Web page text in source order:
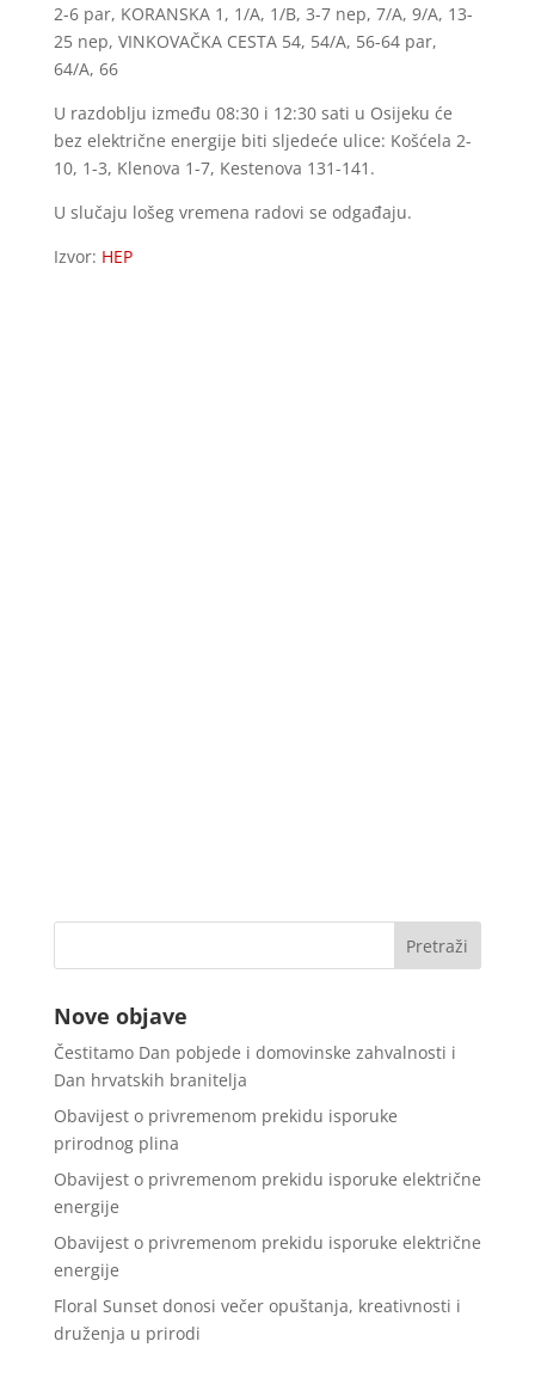
2-6 par, KORANSKA 1, 1/A, 1/B, 3-7 nep, 7/A, 9/A, 13-
25 nep, VINKOVAČKA CESTA 54, 54/A, 56-64 par,
64/A, 66
U razdoblju između 08:30 i 12:30 sati u Osijeku će
bez električne energije biti sljedeće ulice: Košćela 2-
10, 1-3, Klenova 1-7, Kestenova 131-141.
U slučaju lošeg vremena radovi se odgađaju.
Izvor: HEP
Nove objave
Čestitamo Dan pobjede i domovinske zahvalnosti i
Dan hrvatskih branitelja
Obavijest o privremenom prekidu isporuke
prirodnog plina
Obavijest o privremenom prekidu isporuke električne
energije
Obavijest o privremenom prekidu isporuke električne
energije
Floral Sunset donosi večer opuštanja, kreativnosti i
druženja u prirodi